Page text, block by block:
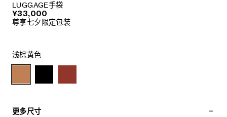
LUGGAGE手袋
¥33,000
尊享七夕限定包装
浅棕黄色
更多尺寸